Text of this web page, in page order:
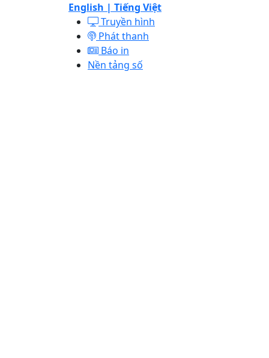
English | Tiếng Việt
Truyền hình
Phát thanh
Báo in
Nền tảng số